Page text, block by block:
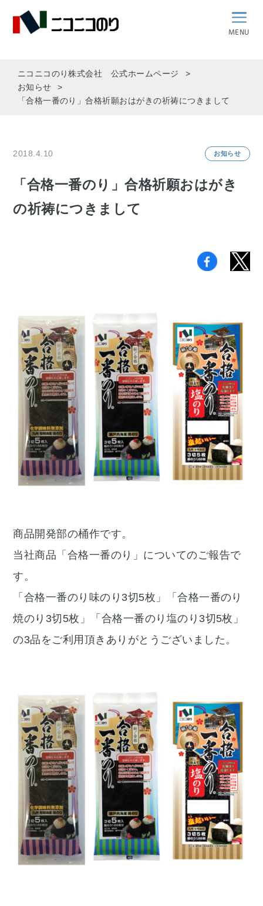
MENU
ニコニコのり株式会社 公式ホームページ
お知らせ
「合格一番のり」合格祈願おはがきの祈祷につきまして
2018.4.10 お知らせ
「合格一番のり」合格祈願おはがき
の祈祷につきまして
商品開発部の桶作です。
当社商品「合格一番のり」についてのご報告で
す。
「合格一番のり味のり3切5枚」「合格一番のり
焼のり3切5枚」「合格一番のり塩のり3切5枚」
の3品をご利用頂きありがとうございました。